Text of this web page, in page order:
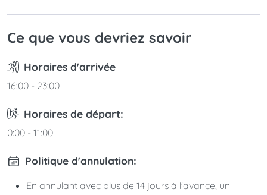
Ce que vous devriez savoir
Horaires d'arrivée
16:00 - 23:00
Horaires de départ:
0:00 - 11:00
Politique d'annulation:
En annulant avec plus de 14 jours à l'avance, un